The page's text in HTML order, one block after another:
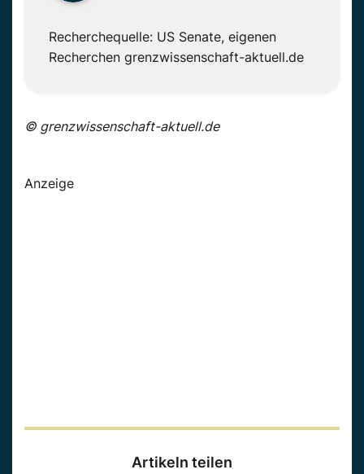
Recherchequelle: US Senate, eigenen
Recherchen grenzwissenschaft-aktuell.de
© grenzwissenschaft-aktuell.de
Anzeige
Artikeln teilen